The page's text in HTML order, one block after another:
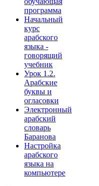
программа
Начальный
курс
арабского
языка -
говорящий
учебник
Урок 1.2.
Арабские
буквы и
огласовки
Электронный
арабский
словарь
Баранова
Настройка
арабского
языка на
компьютере